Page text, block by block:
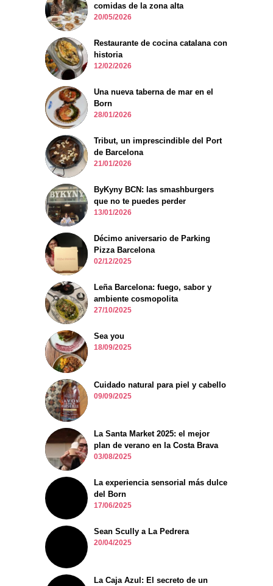
comidas de la zona alta
20/05/2026
Restaurante de cocina catalana con
historia
12/02/2026
Una nueva taberna de mar en el
Born
28/01/2026
Tribut, un imprescindible del Port
de Barcelona
21/01/2026
ByKyny BCN: las smashburgers
que no te puedes perder
13/01/2026
Décimo aniversario de Parking
Pizza Barcelona
02/12/2025
Leña Barcelona: fuego, sabor y
ambiente cosmopolita
27/10/2025
Sea you
18/09/2025
Cuidado natural para piel y cabello
09/09/2025
La Santa Market 2025: el mejor
plan de verano en la Costa Brava
03/08/2025
La experiencia sensorial más dulce
del Born
17/06/2025
Sean Scully a La Pedrera
20/04/2025
La Caja Azul: El secreto de un